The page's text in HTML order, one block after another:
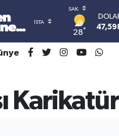
28°
13.703
Karikatür